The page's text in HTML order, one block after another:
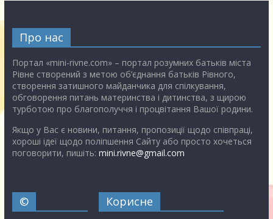
Про нас
Портал «mini-rivne.com» – портал розумних батьків міста
Рівне створений з метою об’єднання батьків Рівного,
створення затишного майданчика для спілкування,
обговорення питань материнства і дитинства, з щирою
турботою про благополуччя і процвітання Вашої родини.
Якщо у Вас є новини, питання, пропозиції щодо співпраці,
хороші ідеї щодо поліпшення Сайту або просто хочеться
поговорити, пишіть: mini.rivne@gmail.com
© Корисне